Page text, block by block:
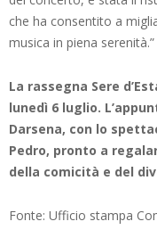
che ha consentito a
musica in piena serenità.”
La rassegna Sere
lunedì 6 luglio.
Darsena, con lo
Pedro, pronto a
della comicità e del
Fonte: Ufficio stampa